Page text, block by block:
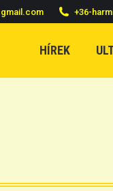
+36-
HÍREK